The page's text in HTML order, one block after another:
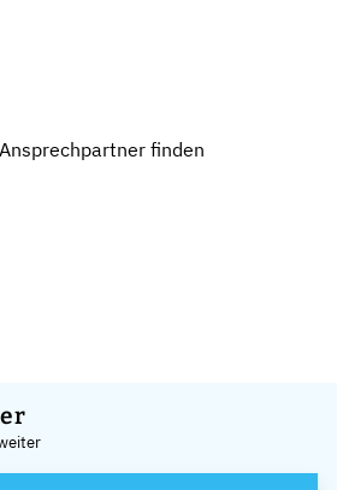
finden